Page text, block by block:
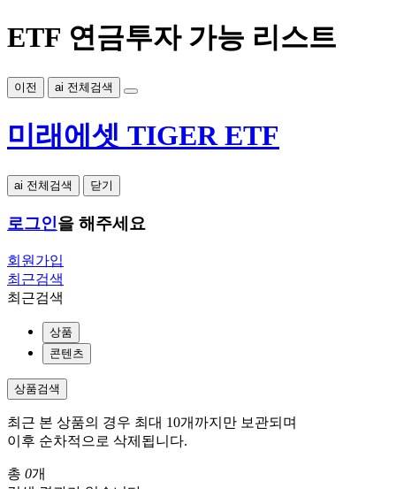
ETF 연금투자 가능 리스트
이전 ai 전체검색
미래에셋 TIGER ETF
ai 전체검색 닫기
로그인을 해주세요
회원가입
최근검색
최근검색
상품
콘텐츠
상품검색
최근 본 상품의 경우 최대 10개까지만 보관되며
이후 순차적으로 삭제됩니다.
총 0개